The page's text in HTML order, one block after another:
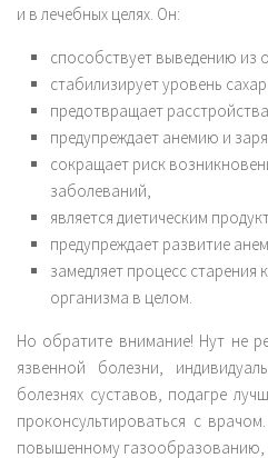
и в лечебных целях. Он:
способствует выведению из
стабилизирует уровень
предотвращает
предупреждает анемию и
сокращает риск
заболеваний,
является диетическим
предупреждает развитие
замедляет процесс
организма в целом.
Но обратите внимание! Нут не
язвенной болезни,
болезнях суставов, подагре
проконсультироваться с
повышенному газообразованию,